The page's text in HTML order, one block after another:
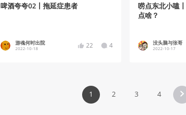
啤酒夸夸02丨拖延症患者
游魂何时出院
2022-10-18 22 4
唠点东北小嗑
点啥？
没头脑与张哥
2022-10-17
1 2 3 4